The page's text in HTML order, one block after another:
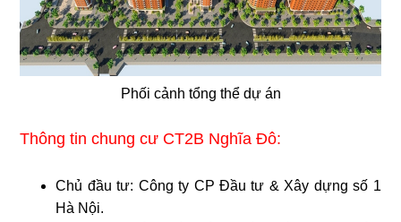
Phối cảnh tổng thể dự án
Thông tin chung cư CT2B Nghĩa Đô:
Chủ đầu tư: Công ty CP Đầu tư & Xây dựng số 1
Hà Nội.